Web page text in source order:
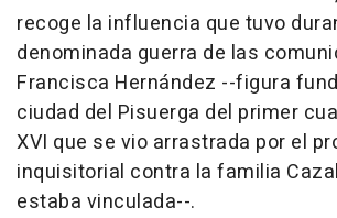
recoge la influencia que tuvo
denominada guerra de las
Francisca Hernández --figura
ciudad del Pisuerga del primer
XVI que se vio arrastrada por el
inquisitorial contra la familia
estaba vinculada--.